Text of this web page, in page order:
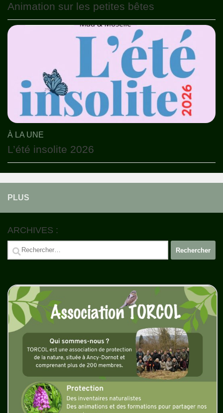
Animation sur les petites bêtes
À LA UNE
L’été insolite 2026
PLUS
ARCHIVES :
Rechercher :